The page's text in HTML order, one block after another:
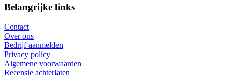
Belangrijke links
Contact
Over ons
Bedrijf aanmelden
Privacy policy
Algemene voorwaarden
Recensie achterlaten